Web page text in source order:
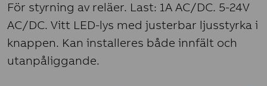
För styrning av reläer. Last: 1A AC/DC. 5-24V
AC/DC. Vitt LED-lys med justerbar ljusstyrka i
knappen. Kan installeres både innfält och
utanpåliggande.